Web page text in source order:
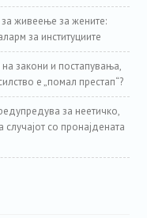
живеење за жените:
за институциите
на закони и постапувања,
е „помал престап“?
за неетичко,
случајот со пронајдената